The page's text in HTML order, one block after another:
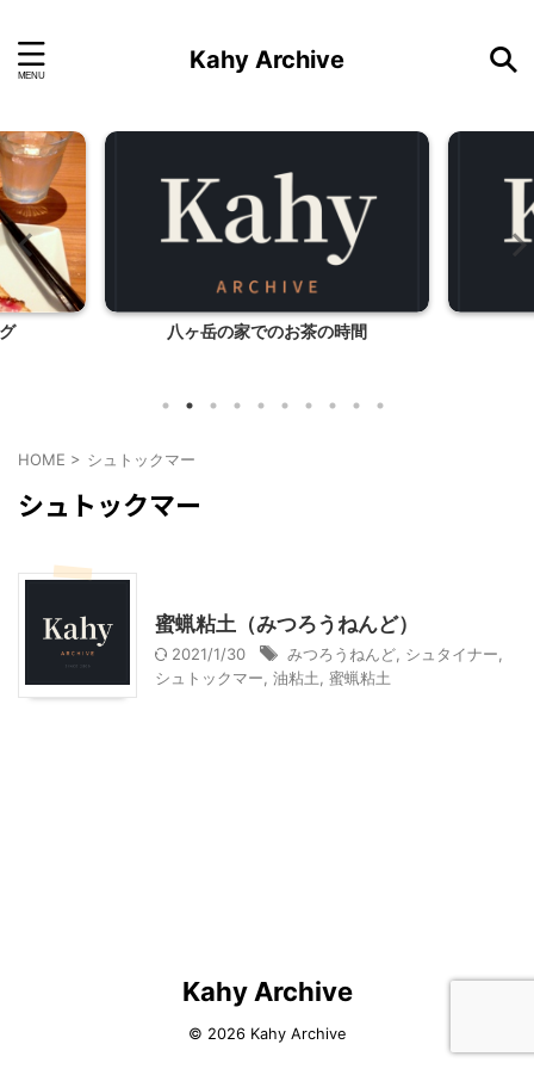
Kahy Archive
八ヶ岳の家でのお茶の時間
HOME > シュトックマー
シュトックマー
蜜蝋粘土（みつろうねんど）
2021/1/30 みつろうねんど シュタイナー
シュトックマー 油粘土 蜜蝋粘土
Kahy Archive
© 2026 Kahy Archive